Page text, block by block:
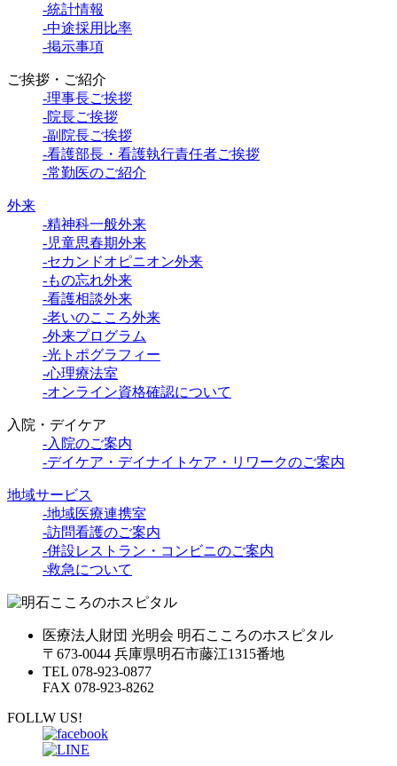
-統計情報
-中途採用比率
-掲示事項
ご挨拶・ご紹介
-理事長ご挨拶
-院長ご挨拶
-副院長ご挨拶
-看護部長・看護執行責任者ご挨拶
-常勤医のご紹介
外来
-精神科一般外来
-児童思春期外来
-セカンドオピニオン外来
-もの忘れ外来
-看護相談外来
-老いのこころ外来
-外来プログラム
-光トポグラフィー
-心理療法室
-オンライン資格確認について
入院・デイケア
-入院のご案内
-デイケア・デイナイトケア・リワークのご案内
地域サービス
-地域医療連携室
-訪問看護のご案内
-併設レストラン・コンビニのご案内
-救急について
医療法人財団 光明会 明石こころのホスピタル
〒673-0044 兵庫県明石市藤江1315番地
TEL 078-923-0877
FAX 078-923-8262
FOLLW US!